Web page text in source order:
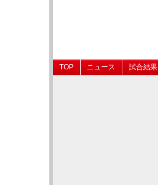
TOP ニュース 試合結果